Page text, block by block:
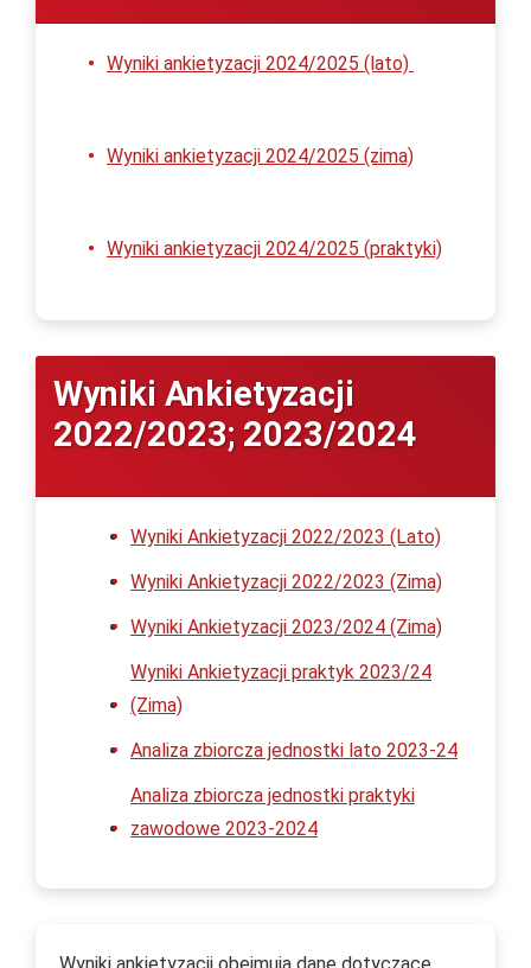
Wyniki ankietyzacji 2024/2025 (lato)
Wyniki ankietyzacji 2024/2025 (zima)
Wyniki ankietyzacji 2024/2025 (praktyki)
Wyniki Ankietyzacji
2022/2023; 2023/2024
Wyniki Ankietyzacji 2022/2023 (Lato)
Wyniki Ankietyzacji 2022/2023 (Zima)
Wyniki Ankietyzacji 2023/2024 (Zima)
Wyniki Ankietyzacji praktyk 2023/24
(Zima)
Analiza zbiorcza jednostki lato 2023-24
Analiza zbiorcza jednostki praktyki
zawodowe 2023-2024
Wyniki ankietyzacji obejmują dane dotyczące